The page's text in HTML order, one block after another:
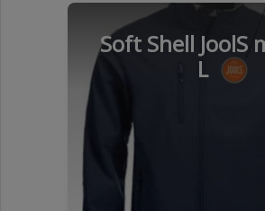
Soft Shell JoolS
L